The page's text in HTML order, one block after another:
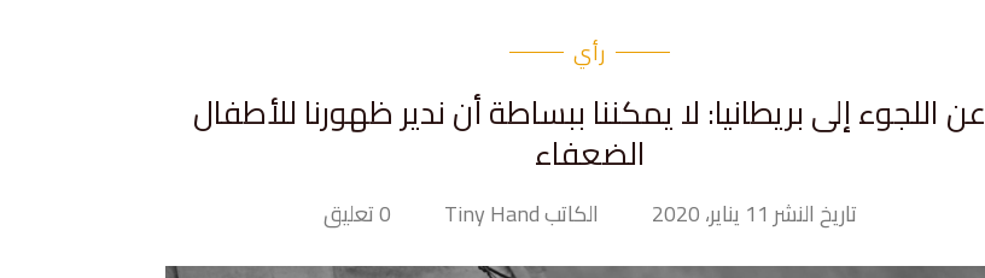
رأي
عن اللجوء إلى بريطانيا: لا يمكننا ببساطة أن ندير ظهورنا للأطفال
الضعفاء
تاريخ النشر 11 يناير، 2020 الكاتب Tiny Hand 0 تعليق